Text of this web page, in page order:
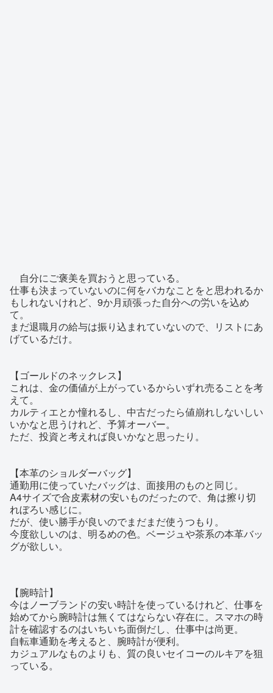
自分にご褒美を買おうと思っている。
仕事も決まっていないのに何をバカなことをと思われるか
もしれないけれど、9か月頑張った自分への労いを込め
て。
まだ退職月の給与は振り込まれていないので、リストにあ
げているだけ。
【ゴールドのネックレス】
これは、金の価値が上がっているからいずれ売ることを考
えて。
カルティエとか憧れるし、中古だったら値崩れしないしい
いかなと思うけれど、予算オーバー。
ただ、投資と考えれば良いかなと思ったり。
【本革のショルダーバッグ】
通勤用に使っていたバッグは、面接用のものと同じ。
A4サイズで合皮素材の安いものだったので、角は擦り切
れぼろい感じに。
だが、使い勝手が良いのでまだまだ使うつもり。
今度欲しいのは、明るめの色。ベージュや茶系の本革バッ
グが欲しい。
【腕時計】
今はノーブランドの安い時計を使っているけれど、仕事を
始めてから腕時計は無くてはならない存在に。スマホの時
計を確認するのはいちいち面倒だし、仕事中は尚更。
自転車通勤を考えると、腕時計が便利。
カジュアルなものよりも、質の良いセイコーのルキアを狙
っている。